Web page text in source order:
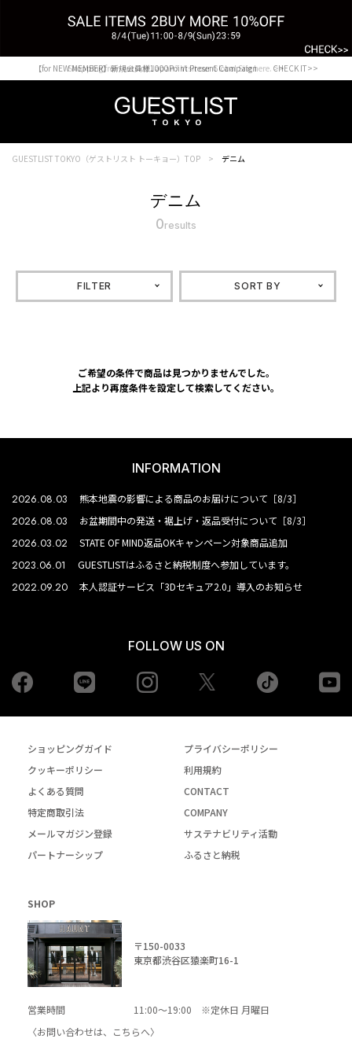
Shopping from outside Japan? Visit our Global Site here. >>
【for NEW MEMBER】新規会員様1000Point Present Campaign CHECK IT>>
GUESTLIST TOKYO（ゲストリスト トーキョー）TOP デニム
デニム
0results
FILTER SORT BY
ご希望の条件で商品は見つかりませんでした。
上記より再度条件を設定して検索してください。
INFORMATION
2026.08.03 熊本地震の影響による商品のお届けについて［8/3］
2026.08.03 お盆期間中の発送・裾上げ・返品受付について［8/3］
2026.03.02 STATE OF MIND返品OKキャンペーン対象商品追加
2023.06.01 GUESTLISTはふるさと納税制度へ参加しています。
2022.09.20 本人認証サービス「3Dセキュア2.0」導入のお知らせ
FOLLOW US ON
Facebook Instagram tiktok
ショッピングガイド
プライバシーポリシー
クッキーポリシー
利用規約
よくある質問
CONTACT
特定商取引法
COMPANY
メールマガジン登録
サステナビリティ活動
パートナーシップ
ふるさと納税
SHOP
〒150-0033
東京都渋谷区猿楽町16-1
営業時間
11:00～19:00 ※定休日 月曜日
〈お問い合わせは、
こちらへ〉